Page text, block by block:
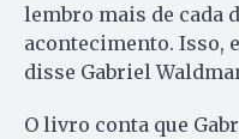
lembro mais de cada
acontecimento. Isso,
disse Gabriel
O livro conta que